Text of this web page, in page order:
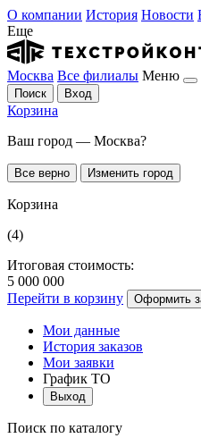
О компании История Новости
Еще
Москва Все филиалы Меню
Поиск Вход
Корзина
Ваш город — Москва?
Все верно Изменить город
Корзина
(4)
Итоговая стоимость:
5 000 000
Перейти в корзину
Оформить
Мои данные
История заказов
Мои заявки
График ТО
Выход
Поиск по каталогу